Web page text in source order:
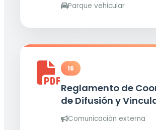
Parque vehicular
16
Reglamento de
de Difusión y
Comunicación externa